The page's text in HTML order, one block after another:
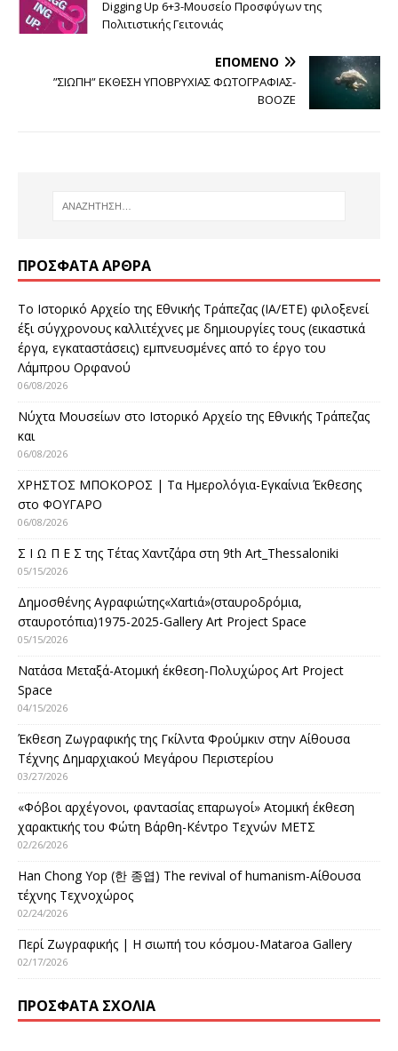
Digging Up 6+3-Μουσείο Προσφύγων της
Πολιτιστικής Γειτονιάς
ΕΠΌΜΕΝΟ
”ΣΙΩΠΗ” ΕΚΘΕΣΗ ΥΠΟΒΡΥΧΙΑΣ ΦΩΤΟΓΡΑΦΙΑΣ-
ΒΟΟΖΕ
ΠΡΌΣΦΑΤΑ ΆΡΘΡΑ
Το Ιστορικό Αρχείο της Εθνικής Τράπεζας (ΙΑ/ΕΤΕ) φιλοξενεί
έξι σύγχρονους καλλιτέχνες με δημιουργίες τους (εικαστικά
έργα, εγκαταστάσεις) εμπνευσμένες από το έργο του
Λάμπρου Ορφανού
06/08/2026
Νύχτα Μουσείων στο Ιστορικό Αρχείο της Εθνικής Τράπεζας
και
06/08/2026
ΧΡΗΣΤΟΣ ΜΠΟΚΟΡΟΣ | Τα Ημερολόγια-Εγκαίνια Έκθεσης
στο ΦΟΥΓΑΡΟ
06/08/2026
Σ Ι Ω Π Ε Σ της Τέτας Χαντζάρα στη 9th Art_Thessaloniki
05/15/2026
Δημοσθένης Αγραφιώτης«Xαrtιά»(σταυροδρόμια,
σταυροτόπια)1975-2025-Gallery Art Project Space
05/15/2026
Νατάσα Μεταξά-Ατομική έκθεση-Πολυχώρος Art Project
Space
04/15/2026
Έκθεση Ζωγραφικής της Γκίλντα Φρούμκιν στην Αίθουσα
Τέχνης Δημαρχιακού Μεγάρου Περιστερίου
03/27/2026
«Φόβοι αρχέγονοι, φαντασίας επαρωγοί» Ατομική έκθεση
χαρακτικής του Φώτη Βάρθη-Κέντρο Τεχνών ΜΕΤΣ
02/26/2026
Han Chong Yop (한 종엽) The revival of humanism-Αίθουσα
τέχνης Τεχνοχώρος
02/24/2026
Περί Ζωγραφικής | Η σιωπή του κόσμου-Mataroa Gallery
02/17/2026
ΠΡΌΣΦΑΤΑ ΣΧΌΛΙΑ